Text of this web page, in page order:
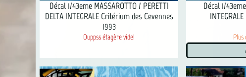
Décal 1/43eme MASSAROTTO / PERETTI
DELTA INTEGRALE Critérium des Cevennes
1993
Ouppss étagère vide!
Décal 1/
Plus